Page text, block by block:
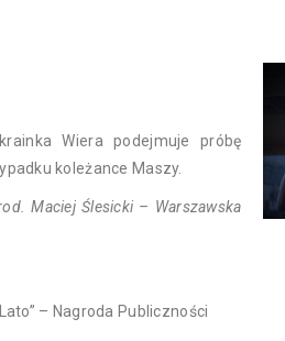
Wiera podejmuje próbę
koleżance Maszy.
Maciej Ślesicki – Warszawska
– Nagroda Publiczności